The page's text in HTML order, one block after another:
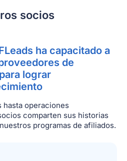
socios
ha capacitado a
de
lograr
hasta operaciones
comparten sus historias
programas de afiliados.